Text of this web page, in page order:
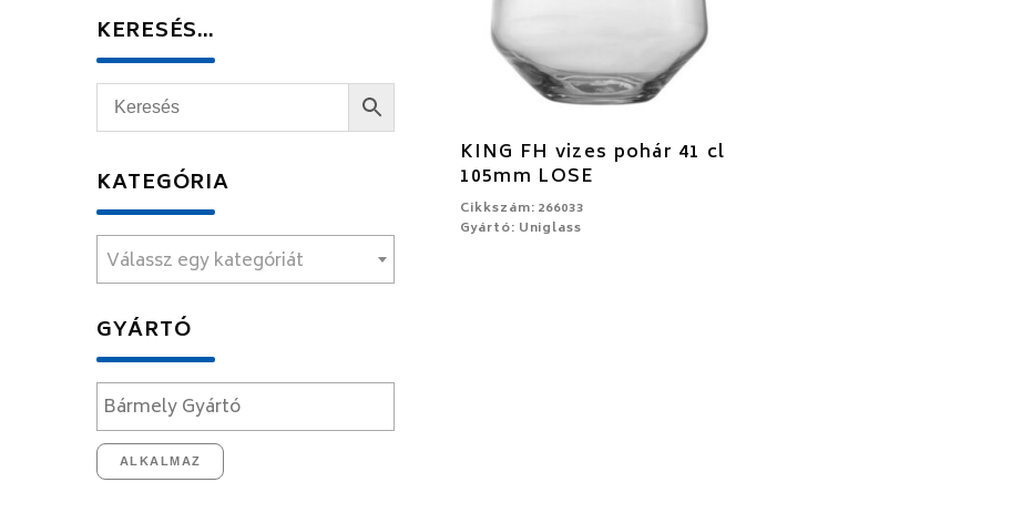
KERESÉS…
KATEGÓRIA
Válassz egy kategóriát
GYÁRTÓ
ALKALMAZ
KING FH vizes pohár 41 cl
105mm LOSE
Cikkszám: 266033
Gyártó: Uniglass